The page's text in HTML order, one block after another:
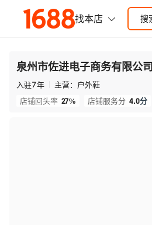
泉州市佐进电子商务有限公司
入驻7年 主营： 户外鞋
店铺回头率 27% 店铺服务分 4.0分